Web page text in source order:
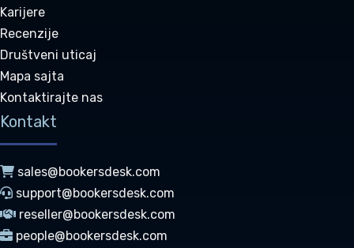
Karijere
Recenzije
Društveni uticaj
Mapa sajta
Kontaktirajte nas
Kontakt
sales@bookersdesk.com
support@bookersdesk.com
reseller@bookersdesk.com
people@bookersdesk.com